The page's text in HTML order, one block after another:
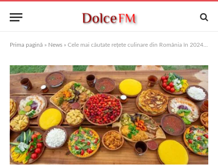
Prima pagină » News » Cele mai căutate rețete culinare din România în 2024 – Trenduri și recomandări